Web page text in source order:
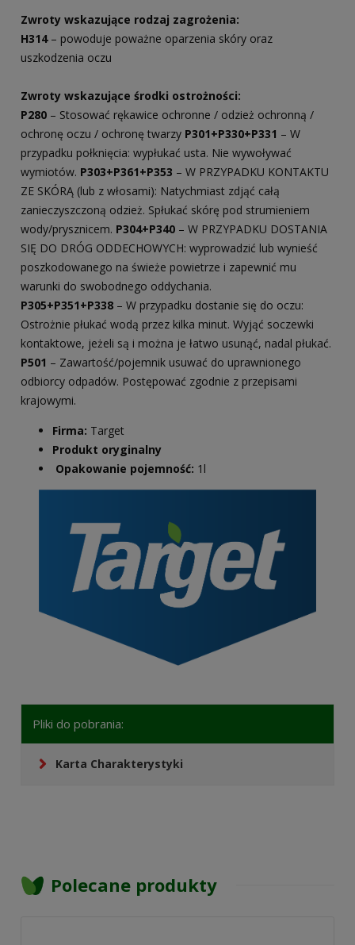
Zwroty wskazujące rodzaj zagrożenia:
H314– powoduje poważne oparzenia skóry oraz
uszkodzenia oczu
Zwroty wskazujące środki ostrożności:
P280 – Stosować rękawice ochronne / odzież ochronną /
ochronę oczu / ochronę twarzy P301+P330+P331 – W
przypadku połknięcia: wypłukać usta. Nie wywoływać
wymiotów. P303+P361+P353 – W PRZYPADKU KONTAKTU
ZE SKÓRĄ (lub z włosami): Natychmiast zdjąć całą
zanieczyszczoną odzież. Spłukać skórę pod strumieniem
wody/prysznicem. P304+P340 – W PRZYPADKU DOSTANIA
SIĘ DO DRÓG ODDECHOWYCH: wyprowadzić lub wynieść
poszkodowanego na świeże powietrze i zapewnić mu
warunki do swobodnego oddychania.
P305+P351+P338 – W przypadku dostanie się do oczu:
Ostrożnie płukać wodą przez kilka minut. Wyjąć soczewki
kontaktowe, jeżeli są i można je łatwo usunąć, nadal płukać.
P501 – Zawartość/pojemnik usuwać do uprawnionego
odbiorcy odpadów. Postępować zgodnie z przepisami
krajowymi.
Firma: Target
Produkt oryginalny
Opakowanie pojemność: 1l
Pliki do pobrania:
Karta Charakterystyki
Polecane produkty